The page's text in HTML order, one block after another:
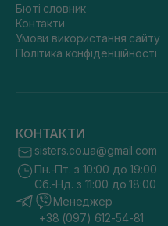
Бюті словник
Контакти
Умови використання сайту
Політика конфіденційності
КОНТАКТИ
sisters.co.ua@gmail.com
Пн.-Пт. з 10:00 до 19:00
Сб.-Нд. з 11:00 до 18:00
Менеджер
+38 (097) 612-54-81